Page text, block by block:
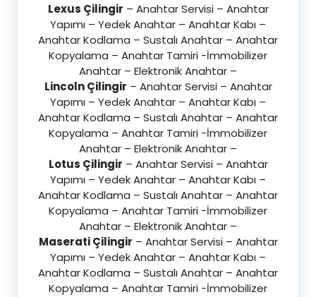
Lexus Çilingir – Anahtar Servisi – Anahtar
Yapımı – Yedek Anahtar – Anahtar Kabı –
Anahtar Kodlama – Sustalı Anahtar – Anahtar
Kopyalama – Anahtar Tamiri -İmmobilizer
Anahtar – Elektronik Anahtar –
Lincoln Çilingir – Anahtar Servisi – Anahtar
Yapımı – Yedek Anahtar – Anahtar Kabı –
Anahtar Kodlama – Sustalı Anahtar – Anahtar
Kopyalama – Anahtar Tamiri -İmmobilizer
Anahtar – Elektronik Anahtar –
Lotus Çilingir – Anahtar Servisi – Anahtar
Yapımı – Yedek Anahtar – Anahtar Kabı –
Anahtar Kodlama – Sustalı Anahtar – Anahtar
Kopyalama – Anahtar Tamiri -İmmobilizer
Anahtar – Elektronik Anahtar –
Maserati Çilingir – Anahtar Servisi – Anahtar
Yapımı – Yedek Anahtar – Anahtar Kabı –
Anahtar Kodlama – Sustalı Anahtar – Anahtar
Kopyalama – Anahtar Tamiri -İmmobilizer